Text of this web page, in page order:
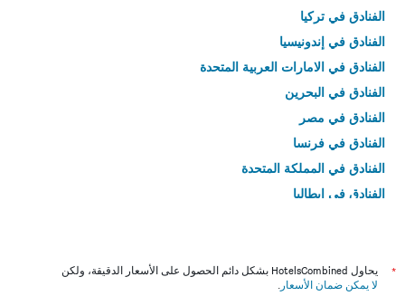
الفنادق في تركيا
الفنادق في إندونيسيا
الفنادق في الامارات العربية المتحدة
الفنادق في البحرين
الفنادق في مصر
الفنادق في فرنسا
الفنادق في المملكة المتحدة
الفنادق في إيطاليا
*
يحاول HotelsCombined بشكل دائم الحصول على الأسعار الدقيقة، ولكن
لا يمكن ضمان الأسعار .